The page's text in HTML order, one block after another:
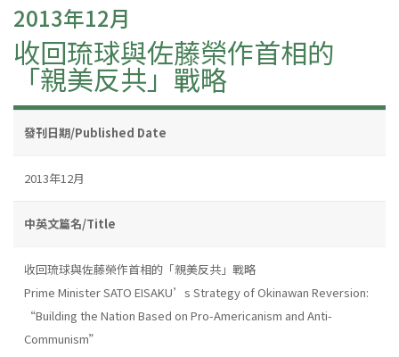
2013年12月
收回琉球與佐藤榮作首相的
「親美反共」戰略
發刊日期/Published Date
2013年12月
中英文篇名/Title
收回琉球與佐藤榮作首相的「親美反共」戰略
Prime Minister SATO EISAKU’s Strategy of Okinawan Reversion:
“Building the Nation Based on Pro-Americanism and Anti-
Communism”